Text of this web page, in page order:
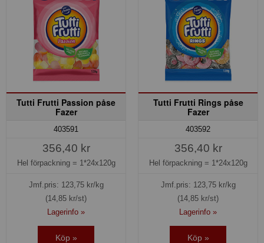
Tutti Frutti Passion påse
Fazer
403591
356,40 kr
Hel förpackning = 1*24x120g
Jmf.pris: 123,75kr/kg
(14,85 kr/st)
Lagerinfo »
Köp »
Tutti Frutti Rings påse
Fazer
403592
356,40 kr
Hel förpackning = 1*24x120g
Jmf.pris: 123,75kr/kg
(14,85 kr/st)
Lagerinfo »
Köp »